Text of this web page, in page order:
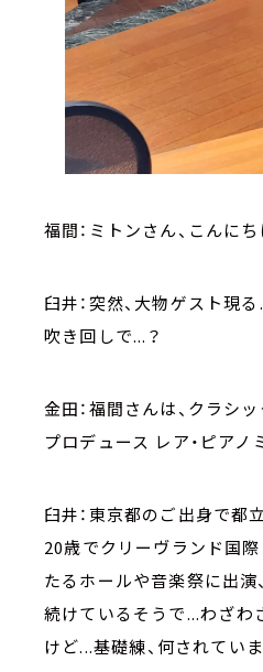
福間：ミトンさん、こんに
臼井：突然、大物ゲスト現
吹き回しで...？
金田：福間さんは、クラシ
プロデュース レア・ピア
臼井：東京都のご出身で都
20歳でクリーヴランド国
たるホールや音楽祭に出演
続けているそうで...わざわ
けど...基礎練、何されてい